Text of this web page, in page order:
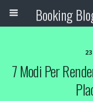
7 Modi Per